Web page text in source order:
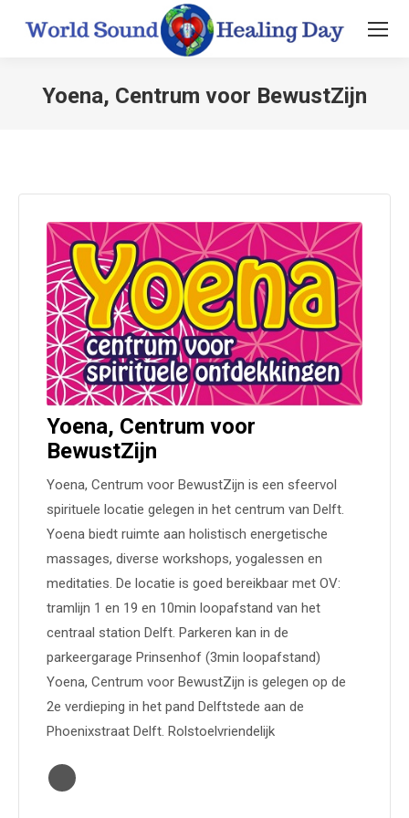
Yoena, Centrum voor BewustZijn
Yoena, Centrum voor
BewustZijn
Yoena, Centrum voor BewustZijn is een sfeervol
spirituele locatie gelegen in het centrum van Delft.
Yoena biedt ruimte aan holistisch energetische
massages, diverse workshops, yogalessen en
meditaties. De locatie is goed bereikbaar met OV:
tramlijn 1 en 19 en 10min loopafstand van het
centraal station Delft. Parkeren kan in de
parkeergarage Prinsenhof (3min loopafstand)
Yoena, Centrum voor BewustZijn is gelegen op de
2e verdieping in het pand Delftstede aan de
Phoenixstraat Delft. Rolstoelvriendelijk